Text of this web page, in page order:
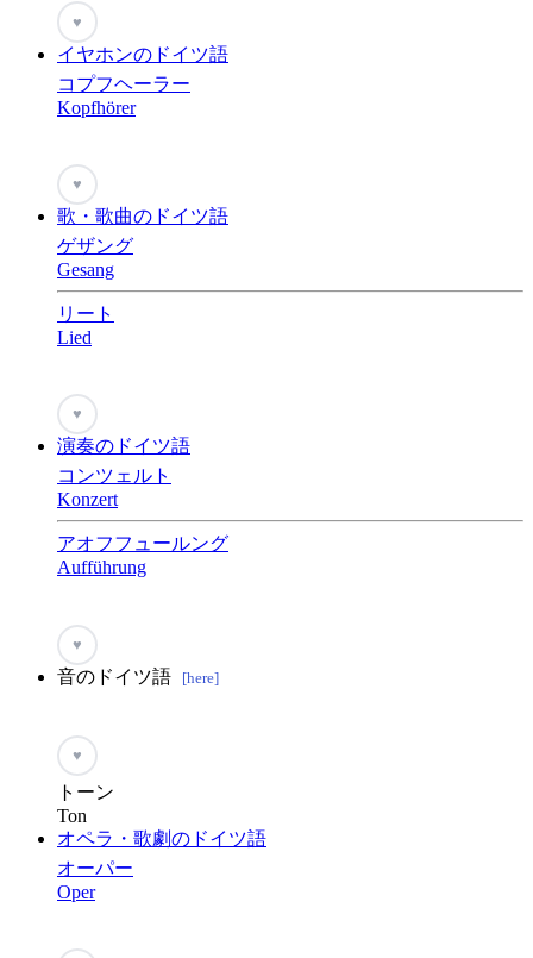
♥
イヤホンのドイツ語
コプフヘーラー
Kopfhörer
♥
歌・歌曲のドイツ語
ゲザング
Gesang
リート
Lied
♥
演奏のドイツ語
コンツェルト
Konzert
アオフフュールング
Aufführung
♥
音のドイツ語 [here]
♥
トーン
Ton
オペラ・歌劇のドイツ語
オーパー
Oper